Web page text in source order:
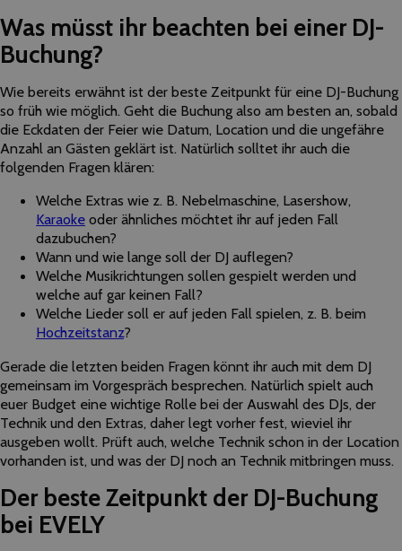
Was müsst ihr beachten bei einer DJ-
Buchung?
Wie bereits erwähnt ist der beste Zeitpunkt für eine DJ-Buchung
so früh wie möglich. Geht die Buchung also am besten an, sobald
die Eckdaten der Feier wie Datum, Location und die ungefähre
Anzahl an Gästen geklärt ist. Natürlich solltet ihr auch die
folgenden Fragen klären:
Welche Extras wie z. B. Nebelmaschine, Lasershow,
Karaoke oder ähnliches möchtet ihr auf jeden Fall
dazubuchen?
Wann und wie lange soll der DJ auflegen?
Welche Musikrichtungen sollen gespielt werden und
welche auf gar keinen Fall?
Welche Lieder soll er auf jeden Fall spielen, z. B. beim
Hochzeitstanz?
Gerade die letzten beiden Fragen könnt ihr auch mit dem DJ
gemeinsam im Vorgespräch besprechen. Natürlich spielt auch
euer Budget eine wichtige Rolle bei der Auswahl des DJs, der
Technik und den Extras, daher legt vorher fest, wieviel ihr
ausgeben wollt. Prüft auch, welche Technik schon in der Location
vorhanden ist, und was der DJ noch an Technik mitbringen muss.
Der beste Zeitpunkt der DJ-Buchung
bei EVELY